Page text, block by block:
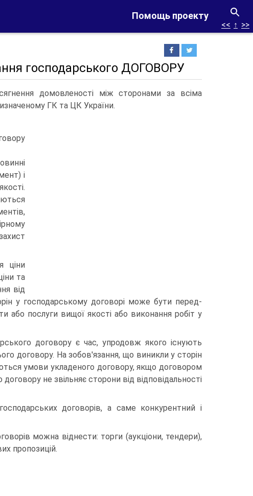
Помощь проекту
<< ↑ >>
господарського ДОГОВОРУ
домовленості між сторонами за всіма
ГК та ЦК України.
і
ці­ни
та
від
у господарському договорі може бути перед­
або послуги вищої якості або виконання робіт у
договору є час, упродовж якого існують
договору. На зобов'язання, що виникли у сторін
умови укладено­го договору, якщо договором
не звільняє сторо­ни від відповідальності
договорів, а саме конкурентний і
можна віднести: торги (аукціони, тендери),
про­позицій.